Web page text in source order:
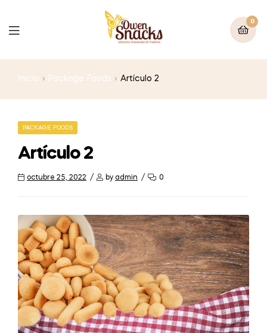
0
Inicio Package Foods Artículo 2
PACKAGE FOODS
Artículo 2
octubre 25, 2022 by admin 0